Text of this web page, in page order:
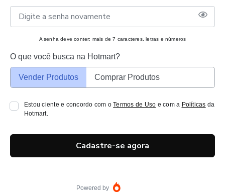
A senha deve conter: mais de 7 caracteres, letras e números
O que você busca na Hotmart?
Vender Produtos Comprar Produtos
Estou ciente e concordo com oTermos de Uso e com a Políticas da
Hotmart.
Cadastre-se agora
Powered by